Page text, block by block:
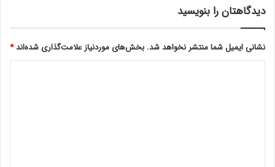
دیدگاهتان را بنویسید
نشانی ایمیل شما منتشر نخواهد شد. بخش‌های موردنیاز علامت‌گذاری شده‌اند*